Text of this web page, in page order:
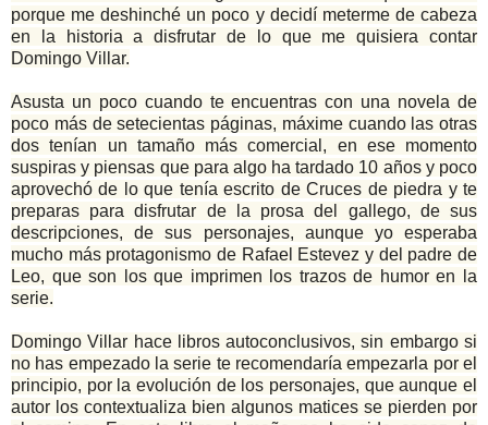
porque me deshinché un poco y decidí meterme de cabeza
en la historia a disfrutar de lo que me quisiera contar
Domingo Villar.
Asusta un poco cuando te encuentras con una novela de
poco más de setecientas páginas, máxime cuando las otras
dos tenían un tamaño más comercial, en ese momento
suspiras y piensas que para algo ha tardado 10 años y poco
aprovechó de lo que tenía escrito de Cruces de piedra y te
preparas para disfrutar de la prosa del gallego, de sus
descripciones, de sus personajes, aunque yo esperaba
mucho más protagonismo de Rafael Estevez y del padre de
Leo, que son los que imprimen los trazos de humor en la
serie.
Domingo Villar hace libros autoconclusivos, sin embargo si
no has empezado la serie te recomendaría empezarla por el
principio, por la evolución de los personajes, que aunque el
autor los contextualiza bien algunos matices se pierden por